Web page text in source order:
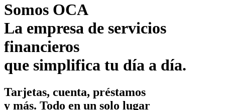
Somos OCA
La empresa de servicios
financieros
que simplifica tu día a día.
Tarjetas, cuenta, préstamos
y más. Todo en un solo lugar